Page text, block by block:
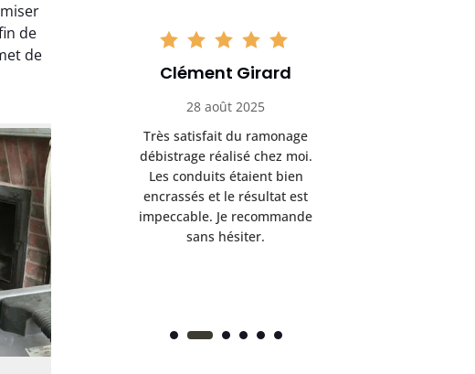
de
de
tirage
et
Clément Girard
28 août 2025
Très satisfait du ramonage
débistrage réalisé chez moi.
Les conduits étaient bien
encrassés et le résultat est
impeccable. Je recommande
sans hésiter.